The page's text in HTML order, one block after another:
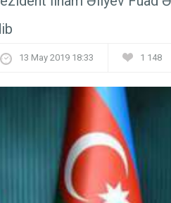
13 May 2019 18:33 1 148